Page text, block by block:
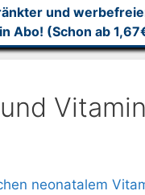
und
Abo! (Schon ab
neonatalem